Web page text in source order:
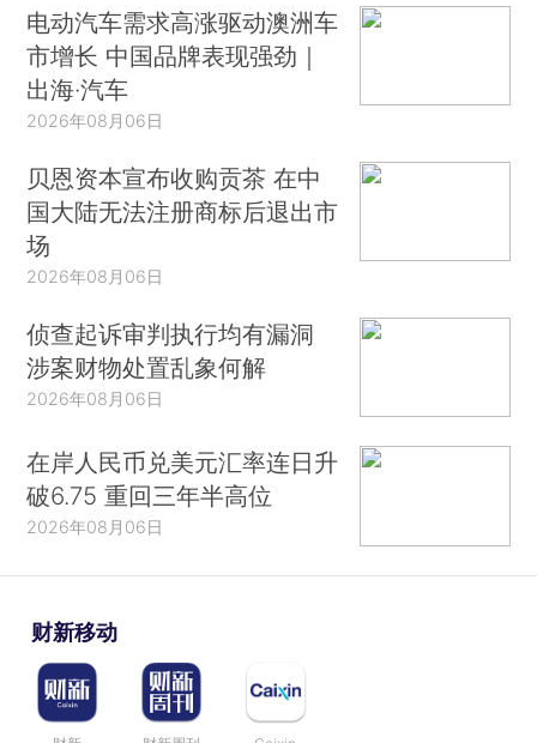
电动汽车需求高涨驱动澳洲车
市增长 中国品牌表现强劲｜
出海·汽车
2026年08月06日
贝恩资本宣布收购贡茶 在中
国大陆无法注册商标后退出市
场
2026年08月06日
侦查起诉审判执行均有漏洞
涉案财物处置乱象何解
2026年08月06日
在岸人民币兑美元汇率连日升
破6.75 重回三年半高位
2026年08月06日
财新移动